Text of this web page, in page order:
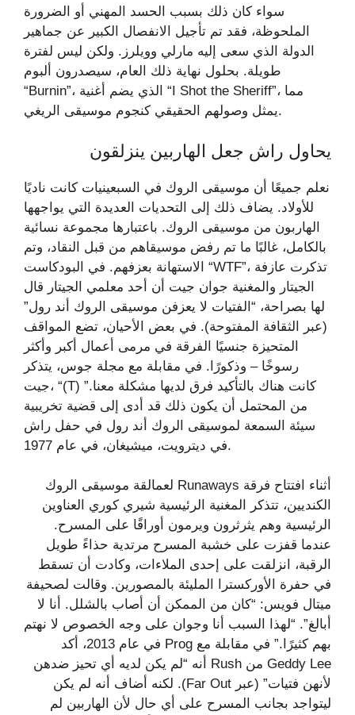
سواء كان ذلك بسبب الحسد المهني أو الضرورة
الملحوظة، فقد تم تأجيل الانفصال الكبير عن جماهير
الدولة الذي سعى إليه مارلي وويلرز. ولكن ليس لفترة
طويلة. بحلول نهاية ذلك العام، سيصدرون ألبوم
“Burnin”، الذي يضم أغنية “I Shot the Sheriff”، مما
يمثل وصولهم الحقيقي كنجوم موسيقى الريغي.
يحاول راش جعل الهاربين ينزلقون
نعلم جميعًا أن موسيقى الروك في السبعينيات كانت ناديًا
للأولاد. يضاف ذلك إلى التحديات العديدة التي يواجهها
الهاربون من موسيقى الروك. باعتبارها مجموعة نسائية
بالكامل، غالبًا ما تم رفض موسيقاهم من قبل النقاد، وتم
الاستهانة بعزفهم. في البودكاست “WTF”، تذكرت عازفة
الجيتار والمغنية جوان جيت أن أحد معلمي الجيتار قال
لها بصراحة، “الفتيات لا يعزفن موسيقى الروك أند رول”
(عبر الثقافة المفتوحة). في بعض الأحيان، تضع المواقف
المتحيزة جنسيًا الفرقة في مرمى أعمال أكبر وأكثر
رسوخًا – وذكورًا. في مقابلة مع مجلة جوس، يتذكر
جيت، “(T) كانت هناك بالتأكيد فرق لديها مشكلة معنا.”
من المحتمل أن يكون ذلك قد أدى إلى قضية تخريبية
سيئة السمعة لموسيقى الروك أند رول في حفل راش
في ديترويت، ميشيغان، في عام 1977.
أثناء افتتاح فرقة Runaways لعمالقة موسيقى الروك
الكنديين، تتذكر المغنية الرئيسية شيري كوري العناوين
الرئيسية وهم يثرثرون ويرمون أوراقًا على المسرح.
عندما قفزت على خشبة المسرح مرتدية حذاءً طويل
الرقبة، انزلقت على إحدى الملاءات، وكادت أن تسقط
في حفرة الأوركسترا المليئة بالمصورين. وقالت لصحيفة
ميتال فويس: “كان من الممكن أن أصاب بالشلل. أنا لا
أبالغ”. “لهذا السبب أنا وجوان على وجه الخصوص لا نهتم
بهم كثيرًا.” في مقابلة مع Prog في عام 2013، أكد
Geddy Lee من Rush أنه “لم يكن لديه أي تحيز ضدهن
لأنهن فتيات” (عبر Far Out). لكنه أضاف أنه لم يكن
ليتواجد بجانب المسرح على أي حال لأن الهاربين لم